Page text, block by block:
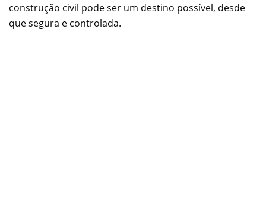
construção civil pode ser um destino possível, desde
que segura e controlada.